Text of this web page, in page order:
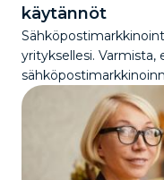
käytännöt
yrityksellesi.